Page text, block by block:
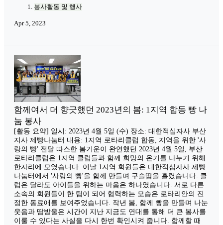
봉사활동 및 행사
Apr 5, 2023
함께여서 더 향긋했던 2023년의 봄: 1지역 합동 빵 나
눔 봉사
[활동 요약] 일시: 2023년 4월 5일 (수) 장소: 대한적십자사 부산
지사 제빵나눔터 내용: 1지역 로타리클럽 합동, 지역을 위한 '사
랑의 빵' 전달 따스한 봄기운이 완연했던 2023년 4월 5일, 부산
로타리클럽은 1지역 클럽들과 함께 희망의 온기를 나누기 위해
한자리에 모였습니다. 이날 1지역 회원들은 대한적십자사 제빵
나눔터에서 '사랑의 빵'을 함께 만들며 구슬땀을 흘렸습니다. 클
럽은 달라도 아이들을 위하는 마음은 하나였습니다. 서로 다른
소속의 회원들이 한 팀이 되어 협력하는 모습은 로타리안의 진
정한 동료애를 보여주었습니다. 작년 봄, 함께 빵을 만들며 나눈
웃음과 땀방울은 시간이 지난 지금도 연대를 통해 더 큰 봉사를
이룰 수 있다는 사실을 다시 한번 확인시켜 줍니다. 함께할 때